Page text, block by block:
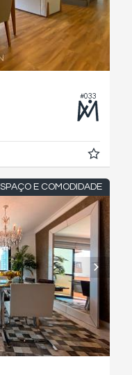
#033
E COMODIDADE